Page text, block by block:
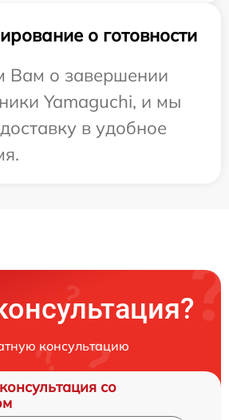
о готовности
о завершении
Yamaguchi, и мы
в удобное
консультацию
со